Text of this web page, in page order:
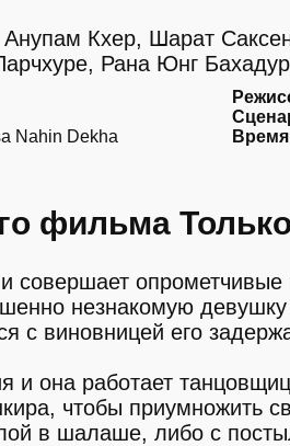
Кхер, Шарат
Рана Юнг Бахадур
Nahin Dekha
фильма
совершает
незнакомую девушку
с виновницей его
и она работает
чтобы приумножить
в шалаше, либо с